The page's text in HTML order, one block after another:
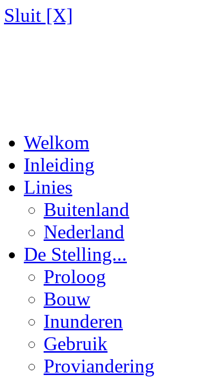
Sluit [X]
Welkom
Inleiding
Linies
Buitenland
Nederland
De Stelling...
Proloog
Bouw
Inunderen
Gebruik
Proviandering